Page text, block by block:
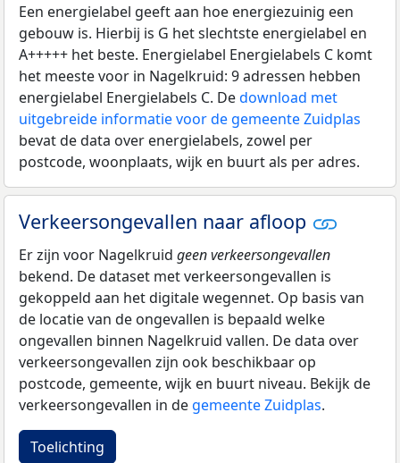
Een energielabel geeft aan hoe energiezuinig een
gebouw is. Hierbij is G het slechtste energielabel en
A+++++ het beste. Energielabel Energielabels C komt
het meeste voor in Nagelkruid: 9 adressen hebben
energielabel Energielabels C. Dedownload met
uitgebreide informatie voor de gemeente Zuidplas
bevat de data over energielabels, zowel per
postcode, woonplaats, wijk en buurt als per adres.
Verkeersongevallen naar afloop
Er zijn voor Nagelkruid geen verkeersongevallen
bekend. De dataset met verkeersongevallen is
gekoppeld aan het digitale wegennet. Op basis van
de locatie van de ongevallen is bepaald welke
ongevallen binnen Nagelkruid vallen. De data over
verkeersongevallen zijn ook beschikbaar op
postcode, gemeente, wijk en buurt niveau. Bekijk de
verkeersongevallen in de gemeente Zuidplas.
Toelichting